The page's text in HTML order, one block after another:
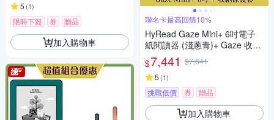
5 (1)
限時下殺 券 贈品
加入購物車
聯名卡最高回饋10%
HyRead Gaze Mini+ 6吋電子
紙閱讀器 (淺蔥青)+ Gaze 收納
保護套 (組合)
$7,441 $7,641
5 (1)
挑戰低價 券 贈品
加入購物車